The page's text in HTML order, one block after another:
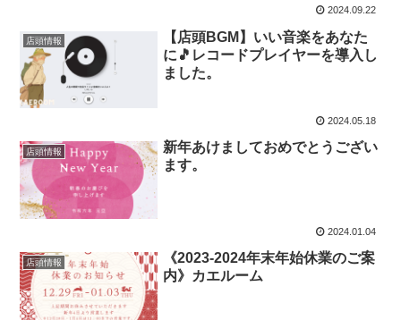
2024.09.22
店頭情報
【店頭BGM】いい音楽をあなた
に🎵レコードプレイヤーを導入し
ました。
2024.05.18
店頭情報
新年あけましておめでとうござい
ます。
2024.01.04
店頭情報
《2023-2024年末年始休業のご案
内》カエルーム